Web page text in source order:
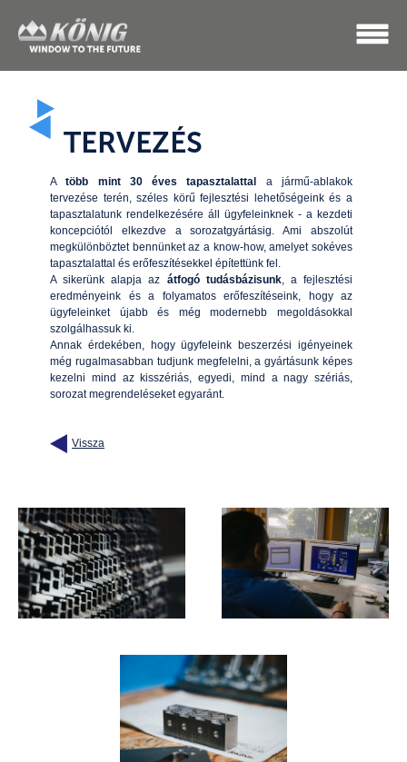
TERVEZÉS
Atöbb mint 30 éves tapasztalattal a jármű-ablakok
tervezése terén, széles körű fejlesztési lehetőségeink és a
tapasztalatunk rendelkezésére áll ügyfeleinknek - a kezdeti
koncepciótól elkezdve a sorozatgyártásig. Ami abszolút
megkülönböztet bennünket az a know-how, amelyet sokéves
tapasztalattal és erőfeszítésekkel építettünk fel.
A sikerünk alapja az átfogó tudásbázisunk, a fejlesztési
eredményeink és a folyamatos erőfeszítéseink, hogy az
ügyfeleinket újabb és még modernebb megoldásokkal
szolgálhassuk ki.
Annak érdekében, hogy ügyfeleink beszerzési igényeinek
még rugalmasabban tudjunk megfelelni, a gyártásunk képes
kezelni mind az kisszériás, egyedi, mind a nagy szériás,
sorozat megrendeléseket egyaránt.
Vissza